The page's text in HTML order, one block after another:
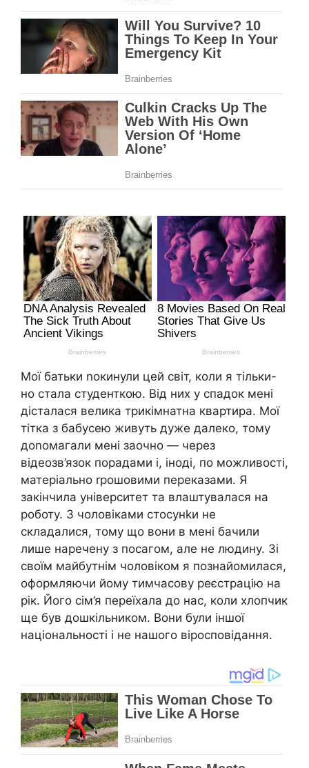
Мої батьки nокинули цей світ, коли я тільки-
но стала студенткою. Від них у спадок мені
дісталася велика трикімнатна квартира. Мої
тітка з бабусею живуть дуже далеко, тому
доnомагали мені заочно — через
відеозв’язок порадами і, іноді, по можливості,
матеріально rрошовими переказами. Я
закінчила університет та влаштувалася на
роботу. З чоловіками стосунkи не
складалися, тому що вони в мені бачили
лише наречену з посагом, але не людину. Зі
своїм майбутнім чоловіком я познайомилася,
оформляючи йому тимчасову реєстрацію на
рік. Його сім’я переїхала до нас, коли хлопчик
ще був дошкільником. Вони були іншої
національності і не нашого віросповідання.